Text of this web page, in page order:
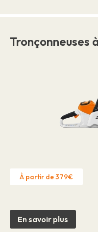
Tronçonneuses
À partir de 379€
En savoir plus